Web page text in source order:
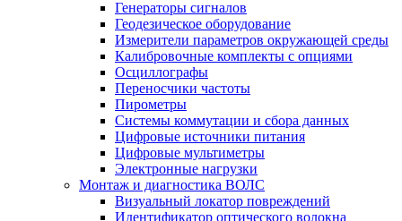
Генераторы сигналов
Геодезическое оборудование
Измерители параметров окружающей среды
Калибровочные комплекты с опциями
Осциллографы
Переносчики частоты
Пирометры
Системы коммутации и сбора данных
Цифровые источники питания
Цифровые мультиметры
Электронные нагрузки
Монтаж и диагностика ВОЛС
Визуальный локатор повреждений
Идентификатор оптического волокна